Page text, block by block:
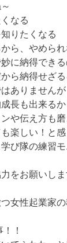
なる
りたくなる
ら、やめら
に納得でき
ら納得せざ
ありませんが
長も出来るか
や伝え方も
楽しい！と
び隊の練習
をお願いし
女性起業家
！